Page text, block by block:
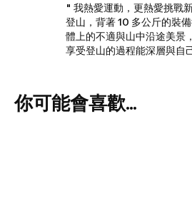
" 我熱愛運動，更熱愛挑戰
登山，背著 10 多公斤的裝
體上的不適與山中沿途美景
享受登山的過程能深層與自
你可能會喜歡...